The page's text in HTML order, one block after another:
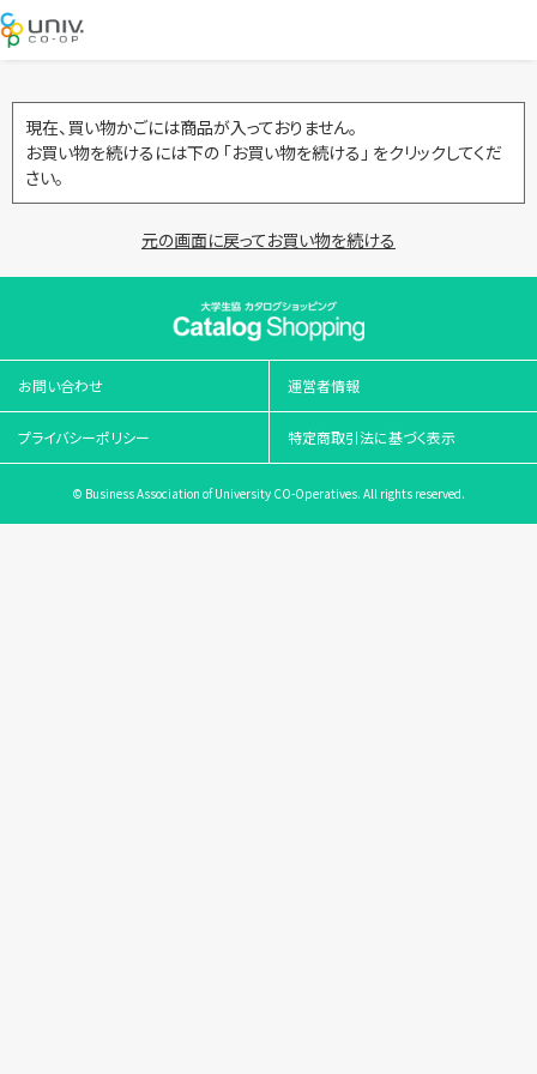
現在、買い物かごには商品が入っておりません。
お買い物を続けるには下の 「お買い物を続ける」 をクリックしてくだ
さい。
元の画面に戻ってお買い物を続ける
お問い合わせ 運営者情報
プライバシーポリシー 特定商取引法に基づく表示
© Business Association of University CO-Operatives. All rights reserved.